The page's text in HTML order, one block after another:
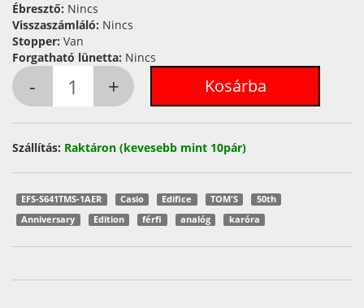
Ébresztő: Nincs
Visszaszámláló: Nincs
Stopper: Van
Forgatható lünetta: Nincs
Szállítás: Raktáron (kevesebb mint 10pár)
EFS-S641TMS-1AER Casio Edifice TOM'S
50th
Anniversary
Edition férfi analóg karóra